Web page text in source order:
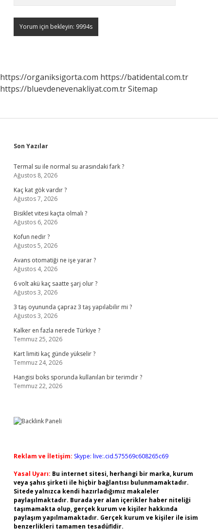
https://organiksigorta.com https://batidental.com.tr
https://bluevdenevenakliyat.com.trSitemap
Sidebar
Son Yazılar
Termal su ile normal su arasındaki fark ?
Ağustos 8, 2026
Kaç kat gök vardır ?
Ağustos 7, 2026
Bisiklet vitesi kaçta olmalı ?
Ağustos 6, 2026
Kofun nedir ?
Ağustos 5, 2026
Avans otomatiği ne işe yarar ?
Ağustos 4, 2026
6 volt akü kaç saatte şarj olur ?
Ağustos 3, 2026
3 taş oyununda çapraz 3 taş yapılabilir mi ?
Ağustos 3, 2026
Kalker en fazla nerede Türkiye ?
Temmuz 25, 2026
Kart limiti kaç günde yükselir ?
Temmuz 24, 2026
Hangisi boks sporunda kullanılan bir terimdir ?
Temmuz 22, 2026
Reklam ve İletişim: Skype: live:.cid.575569c608265c69
Yasal Uyarı: Bu internet sitesi, herhangi bir marka, kurum
veya şahıs şirketi ile hiçbir bağlantısı bulunmamaktadır.
Sitede yalnızca kendi hazırladığımız makaleler
paylaşılmaktadır. Burada yer alan içerikler haber niteliği
taşımamakta olup, gerçek kurum ve kişiler hakkında
paylaşım yapılmamaktadır. Gerçek kurum ve kişiler ile isim
benzerlikleri tamamen tesadüfidir.